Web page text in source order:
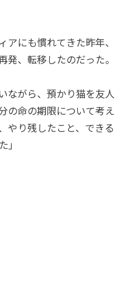
にも慣れてきた昨年、
、転移したのだった。
ながら、預かり猫を友人
の命の期限について考え
やり残したこと、できる
」